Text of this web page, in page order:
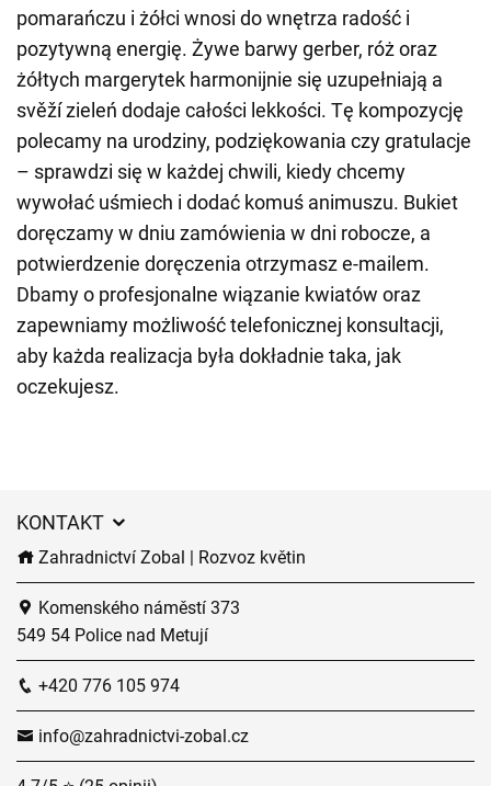
pomarańczu i żółci wnosi do wnętrza radość i
pozytywną energię. Żywe barwy gerber, róż oraz
żółtych margerytek harmonijnie się uzupełniają a
svěží zieleń dodaje całości lekkości. Tę kompozycję
polecamy na urodziny, podziękowania czy gratulacje
– sprawdzi się w każdej chwili, kiedy chcemy
wywołać uśmiech i dodać komuś animuszu. Bukiet
doręczamy w dniu zamówienia w dni robocze, a
potwierdzenie doręczenia otrzymasz e-mailem.
Dbamy o profesjonalne wiązanie kwiatów oraz
zapewniamy możliwość telefonicznej konsultacji,
aby każda realizacja była dokładnie taka, jak
oczekujesz.
KONTAKT
Zahradnictví Zobal | Rozvoz květin
Komenského náměstí 373
549 54 Police nad Metují
+420 776 105 974
info@zahradnictvi-zobal.cz